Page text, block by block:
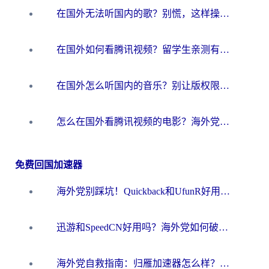
在国外无法听国内的歌？别慌，这样操作就能畅听QQ音乐（附亲测加速器推荐）
在国外如何看腾讯视频？留学生亲测有效的回国加速方案
在国外怎么听国内的音乐？别让版权限制断了你的华语歌单
怎么在国外看腾讯视频的电影？海外党亲测有效的回国加速指南
免费回国加速器
海外党别踩坑！Quickback和UfunR好用吗？选对回国加速器才能无缝刷国内资源
迅游和SpeedCN好用吗？海外党如何破解那道看不见的墙
海外党自救指南：归雁加速器怎么样？教你避开坑实现国内资源无缝访问